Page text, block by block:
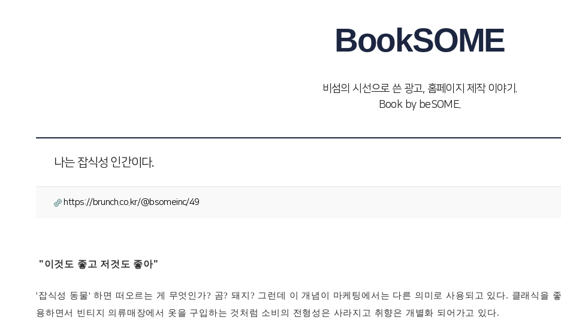
BookSOME
비섬의 시선으로 쓴 광고, 홈페이지 제작 이야기.
Book by beSOME.
나는 잡식성 인간이다.
https://brunch.co.kr/@bsomeinc/49
"이것도 좋고 저것도 좋아"
'잡식성 동물' 하면 떠오르는 게 무엇인가? 곰? 돼지? 그런데 이 개념이 마케팅에서는 다른 의미로 사용되고 있다. 클래식을
용하면서 빈티지 의류매장에서 옷을 구입하는 것처럼 소비의 전형성은 사라지고 취향은 개별화 되어가고 있다.